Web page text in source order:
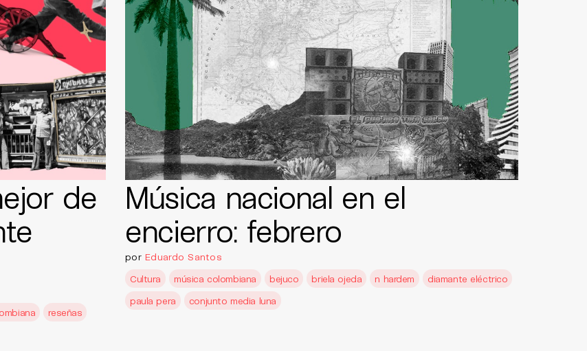
de
reseñas
Música nacional en el
encierro: febrero
por Eduardo Santos
Cultura
música colombiana bejuco briela ojeda n hardem
diamante eléctrico
paula pera
conjunto media luna